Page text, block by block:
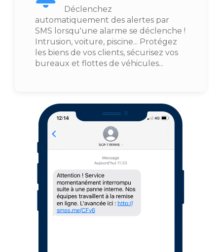
Déclenchez
automatiquement des alertes par
SMS lorsqu'une alarme se déclenche !
Intrusion, voiture, piscine... Protégez
les biens de vos clients, sécurisez vos
bureaux et flottes de véhicules...